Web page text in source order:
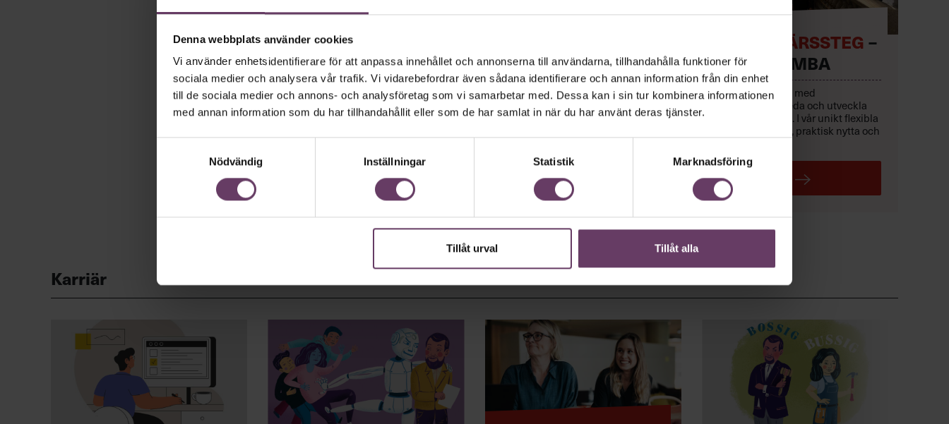
Denna webbplats använder cookies
Vi använder enhetsidentifierare för att anpassa innehållet och annonserna till användarna, tillhandahålla funktioner för
sociala medier och analysera vår trafik. Vi vidarebefordrar även sådana identifierare och annan information från din enhet
till de sociala medier och annons- och analysföretag som vi samarbetar med. Dessa kan i sin tur kombinera informationen
med annan information som du har tillhandahållit eller som de har samlat in när du har använt deras tjänster.
Nödvändig
Inställningar Statistik Marknadsföring
Tillåt urval Tillåt alla
TA NÄSTA KARRIÄRSSTEG –
MED EXECUTIVE MBA
Lyft lönsamheten och karriären med
helhetsperspektiv
på att leda och utveckla
verksamhet –
. I vår unikt flexibla
får du träning, praktisk nytta och
Karriär